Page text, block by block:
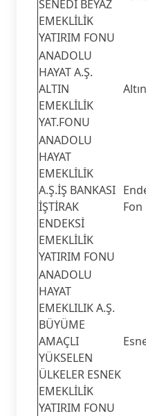
SENEDİ BEYAZ
EMEKLİLİK
YATIRIM FONU
ANADOLU
HAYAT A.Ş.
ALTIN
EMEKLİLİK
YAT.FONU
ANADOLU
HAYAT
EMEKLİLİK
A.Ş.İŞ BANKASI
İŞTİRAK
ENDEKSİ
EMEKLİLİK
YATIRIM FONU
Fon
ANADOLU
HAYAT
EMEKLILIK A.Ş.
BÜYÜME
AMAÇLI
YÜKSELEN
ÜLKELER ESNEK
EMEKLİLİK
YATIRIM FONU